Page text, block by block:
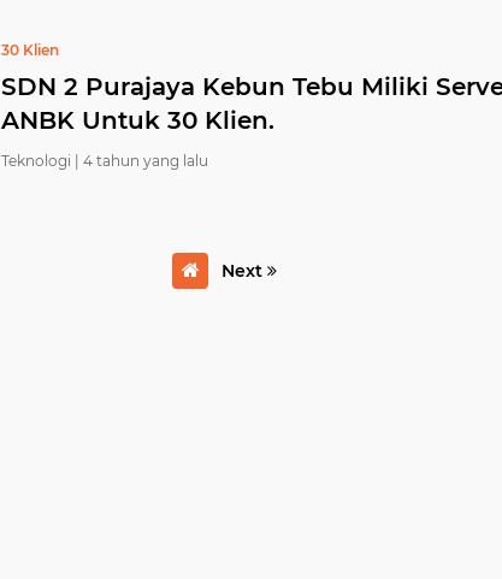
30 Klien
SDN 2 Purajaya Kebun Tebu Miliki
ANBK Untuk 30 Klien.
Teknologi | 4 tahun yang lalu
Next